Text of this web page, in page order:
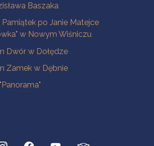
Baszaka
Pamiątek po Janie Matejce
w Nowym Wiśniczu
Dwór w Dołędze
Zamek w Dębnie